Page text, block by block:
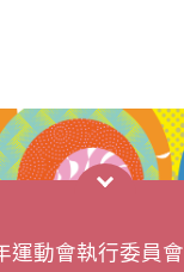
運動會執行委員會